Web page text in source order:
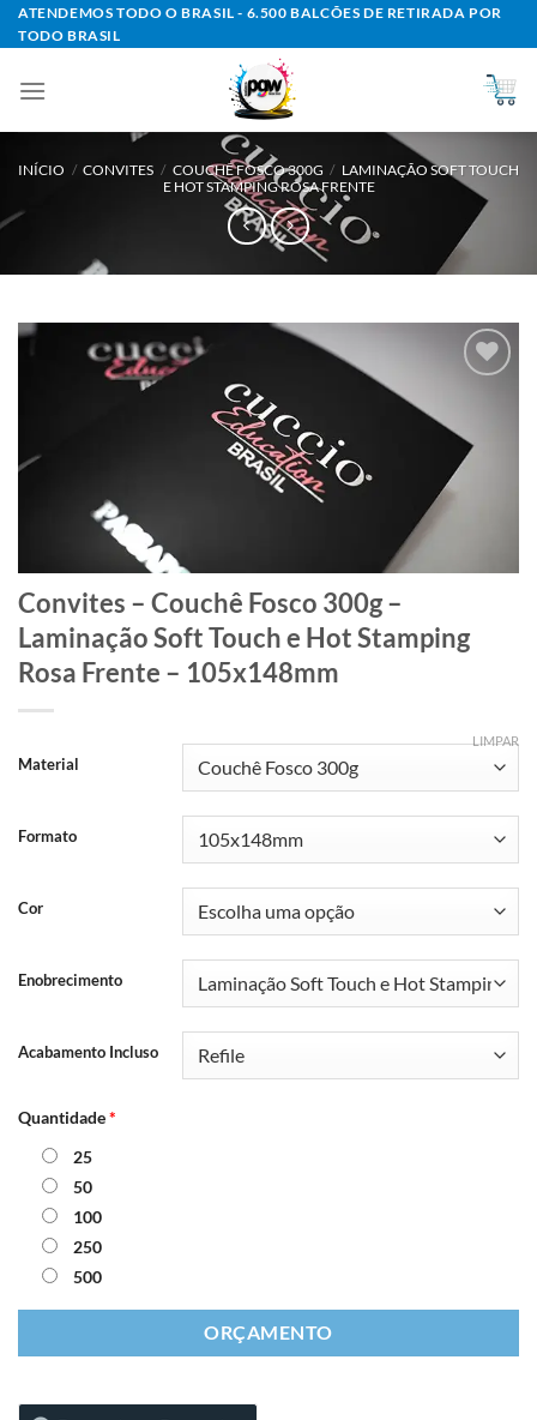
Skip
to
ATENDEMOS TODO O BRASIL - 6.500 BALCÕES DE RETIRADA POR
TODO BRASIL
INÍCIO / CONVITES / COUCHÊ FOSCO 300G / LAMINAÇÃO SOFT TOUCH
E HOT STAMPING ROSA FRENTE
Add to
wishlist
Convites – Couchê Fosco 300g –
Laminação Soft Touch e Hot Stamping
Rosa Frente – 105x148mm
Material
Formato
Cor
Enobrecimento
Acabamento Incluso
LIMPAR
Quantidade*
25
50
100
250
500
ORÇAMENTO